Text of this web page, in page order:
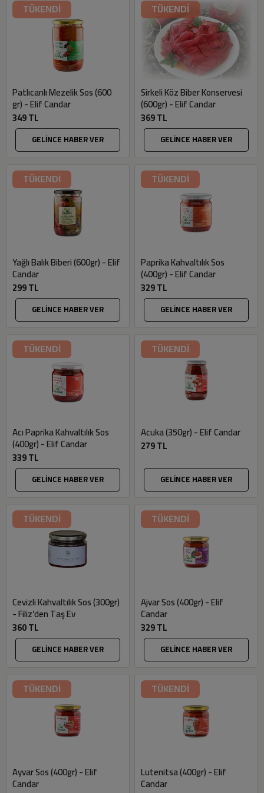
TÜKENDİ
Patlıcanlı Mezelik Sos (600
gr) - Elif Candar
349 TL
GELİNCE HABER VER
TÜKENDİ
Sirkeli Köz Biber Konservesi
(600gr) - Elif Candar
369 TL
GELİNCE HABER VER
TÜKENDİ
Yağlı Balık Biberi (600gr) - Elif
Candar
299 TL
GELİNCE HABER VER
TÜKENDİ
Paprika Kahvaltılık Sos
(400gr) - Elif Candar
329 TL
GELİNCE HABER VER
TÜKENDİ
Acı Paprika Kahvaltılık Sos
(400gr) - Elif Candar
339 TL
GELİNCE HABER VER
TÜKENDİ
Acuka (350gr) - Elif Candar
279 TL
GELİNCE HABER VER
TÜKENDİ
Cevizli Kahvaltılık Sos (300gr)
- Filiz’den Taş Ev
360 TL
GELİNCE HABER VER
TÜKENDİ
Ajvar Sos (400gr) - Elif
Candar
329 TL
GELİNCE HABER VER
TÜKENDİ
Ayvar Sos (400gr) - Elif
Candar
TÜKENDİ
Lutenitsa (400gr) - Elif
Candar